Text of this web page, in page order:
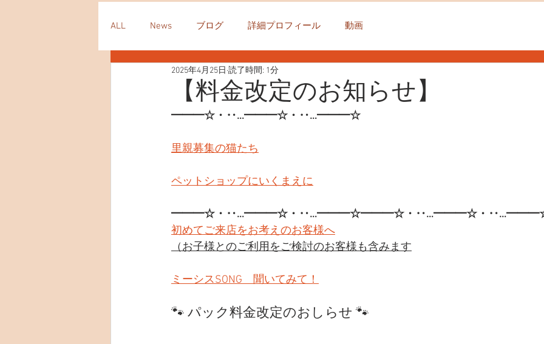
ALL News ブログ 詳細プロフィール 動画
【料金改定のお知らせ】
2025年4月25日 読了時間: 1分
━━━☆・‥…━━━☆・‥…━━━☆
里親募集の猫たち
ペットショップにいくまえに
━━━☆・‥…━━━☆・‥…━━━☆━━━☆・‥…━━━☆・
初めてご来店をお考えのお客様へ
（お子様とのご利用をご検討のお客様も含みます
ミーシスSONG　聞いてみて！
🐾 パック料金改定のおしらせ 🐾